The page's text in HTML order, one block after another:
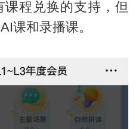
程兑换的支持，但
课和录播课。